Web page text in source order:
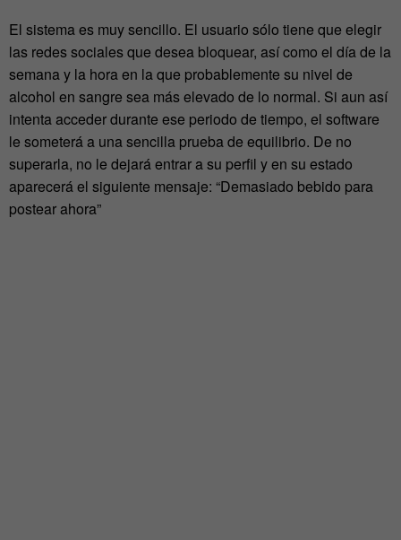
El sistema es muy sencillo. El usuario sólo tiene que elegir
las redes sociales que desea bloquear, así como el día de la
semana y la hora en la que probablemente su nivel de
alcohol en sangre sea más elevado de lo normal. Si aun así
intenta acceder durante ese periodo de tiempo, el software
le someterá a una sencilla prueba de equilibrio. De no
superarla, no le dejará entrar a su perfil y en su estado
aparecerá el siguiente mensaje: “Demasiado bebido para
postear ahora”